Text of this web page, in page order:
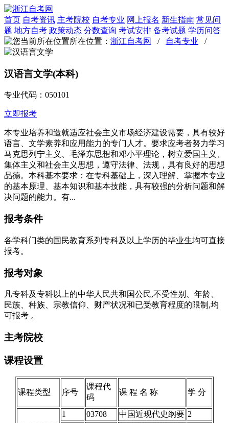
首页 自考资讯 主考院校 自考专业 网上报名 新生指南 常见问
题 地方自考 政策动态 分数查询 考试安排 备考试题 学历问答
所在位置： 浙江自考网 / 自考专业 /
汉语言文学(本科)
专业代码：050101
立即报考
本专业培养和造就适应社会主义市场经济建设需要，具有较好
语言、文学素养和应用能力的专门人才。要求应考者努力学习
马克思列宁主义、毛泽东思想和邓小平理论，树立爱国主义、
集体主义和社会主义思想，遵守法律、法规，具有良好的思想
品德。本科基本要求：在专科基础上，深入理解、掌握本专业
的基本原理、基本知识和基本技能，具有较强的分析问题和解
决问题的能力。有...
报考条件
各学科门类的国民教育系列专科及以上学历的毕业生均可直接
报考。
报考对象
凡专科及专科以上的中华人民共和国公民,不受性别、年龄、
民族、种族、宗教信仰、财产状况和已受教育程度的限制,均
可报考 。
主考院校
课程设置
课程类型 序号
课程代
码
课 程 名 称 学 分
1 03708 中国近现代史纲要 2